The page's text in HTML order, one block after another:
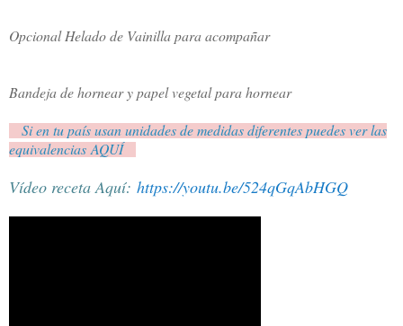
Opcional Helado de Vainilla para acompañar
Bandeja de hornear y papel vegetal para hornear
Si en tu país usan unidades de medidas diferentes puedes ver las
equivalencias AQUÍ
Vídeo receta Aquí: https://youtu.be/524qGqAbHGQ